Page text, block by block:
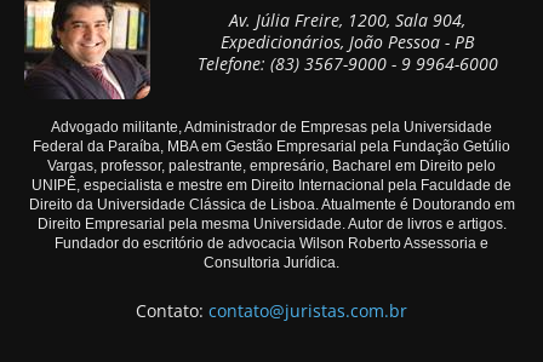
Av. Júlia Freire, 1200, Sala 904,
Expedicionários, João Pessoa - PB
Telefone: (83) 3567-9000 - 9 9964-6000
Advogado militante, Administrador de Empresas pela Universidade
Federal da Paraíba, MBA em Gestão Empresarial pela Fundação Getúlio
Vargas, professor, palestrante, empresário, Bacharel em Direito pelo
UNIPÊ, especialista e mestre em Direito Internacional pela Faculdade de
Direito da Universidade Clássica de Lisboa. Atualmente é Doutorando em
Direito Empresarial pela mesma Universidade. Autor de livros e artigos.
Fundador do escritório de advocacia Wilson Roberto Assessoria e
Consultoria Jurídica.
Contato: contato@juristas.com.br